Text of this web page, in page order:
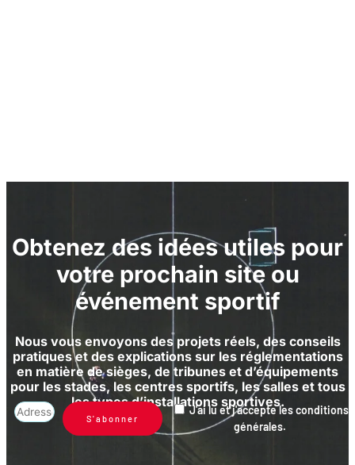
Obtenez des idées utiles pour
votre prochain site ou
événement sportif
Nous vous envoyons des projets réels, des conseils
pratiques et des explications sur les réglementations
en matière de sièges, de tribunes et d’équipements
pour les stades, les centres sportifs, les salles et tous
les types d’installations sportives.
J'ai lu et j'accepte les conditions
générales.
S'abonner